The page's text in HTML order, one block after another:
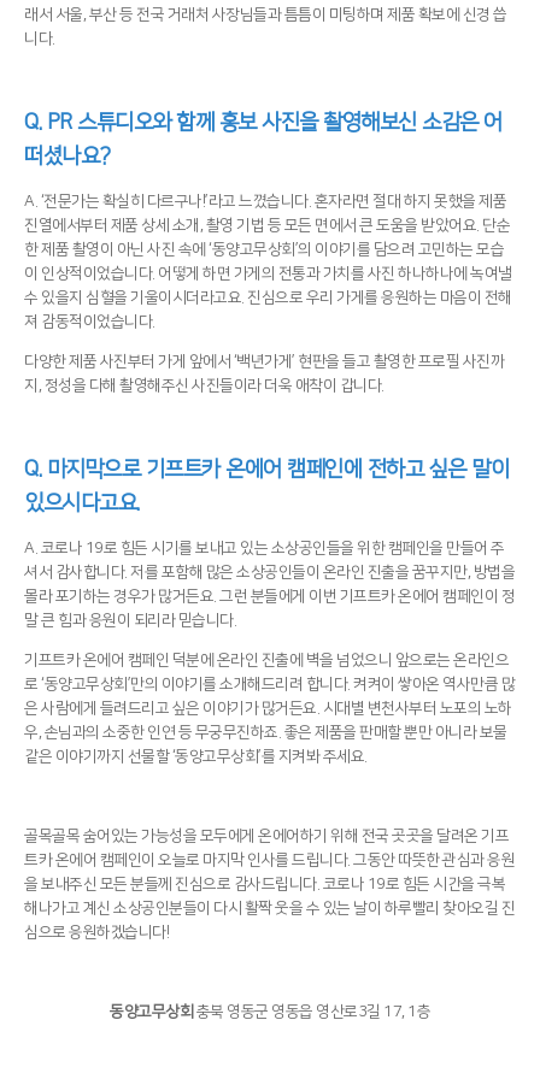
래서 서울, 부산 등 전국 거래처 사장님들과 틈틈이 미팅하며 제품 확보에 신경 씁
니다.
Q. PR 스튜디오와 함께 홍보 사진을 촬영해보신 소감은 어
떠셨나요?
A. ‘전문가는 확실히 다르구나!’라고 느꼈습니다. 혼자라면 절대 하지 못했을 제품
진열에서부터 제품 상세 소개, 촬영 기법 등 모든 면에서 큰 도움을 받았어요. 단순
한 제품 촬영이 아닌 사진 속에 ‘동양고무상회’의 이야기를 담으려 고민하는 모습
이 인상적이었습니다. 어떻게 하면 가게의 전통과 가치를 사진 하나하나에 녹여낼
수 있을지 심혈을 기울이시더라고요. 진심으로 우리 가게를 응원하는 마음이 전해
져 감동적이었습니다.
다양한 제품 사진부터 가게 앞에서 ‘백년가게’ 현판을 들고 촬영한 프로필 사진까
지, 정성을 다해 촬영해주신 사진들이라 더욱 애착이 갑니다.
Q. 마지막으로 기프트카 온에어 캠페인에 전하고 싶은 말이
있으시다고요.
A. 코로나 19로 힘든 시기를 보내고 있는 소상공인들을 위한 캠페인을 만들어 주
셔서 감사합니다. 저를 포함해 많은 소상공인들이 온라인 진출을 꿈꾸지만, 방법을
몰라 포기하는 경우가 많거든요. 그런 분들에게 이번 기프트카 온에어 캠페인이 정
말 큰 힘과 응원이 되리라 믿습니다.
기프트카 온에어 캠페인 덕분에 온라인 진출에 벽을 넘었으니 앞으로는 온라인으
로 ‘동양고무상회’만의 이야기를 소개해드리려 합니다. 켜켜이 쌓아온 역사만큼 많
은 사람에게 들려드리고 싶은 이야기가 많거든요. 시대별 변천사부터 노포의 노하
우, 손님과의 소중한 인연 등 무궁무진하죠. 좋은 제품을 판매할 뿐만 아니라 보물
같은 이야기까지 선물할 ‘동양고무상회’를 지켜봐 주세요.
골목골목 숨어있는 가능성을 모두에게 온에어하기 위해 전국 곳곳을 달려온 기프
트카 온에어 캠페인이 오늘로 마지막 인사를 드립니다. 그동안 따뜻한 관심과 응원
을 보내주신 모든 분들께 진심으로 감사드립니다. 코로나 19로 힘든 시간을 극복
해나가고 계신 소상공인분들이 다시 활짝 웃을 수 있는 날이 하루빨리 찾아오길 진
심으로 응원하겠습니다!
동양고무상회 충북 영동군 영동읍 영산로3길 17, 1층